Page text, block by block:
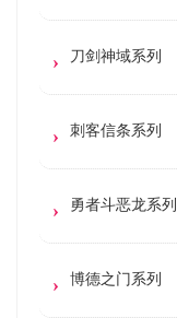
刀剑神域系列
刺客信条系列
勇者斗恶龙系列
博德之门系列